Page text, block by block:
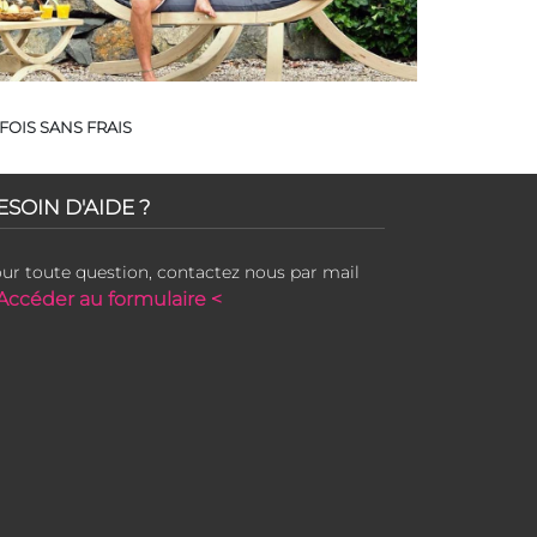
SANS FRAIS
D'AIDE ?
toute question, contactez nous par mail
au formulaire <